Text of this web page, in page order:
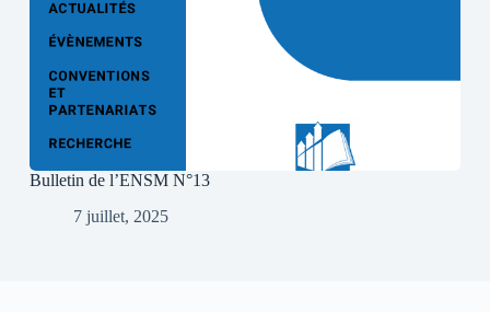
Bulletin de l’ENSM N°13
7 juillet, 2025